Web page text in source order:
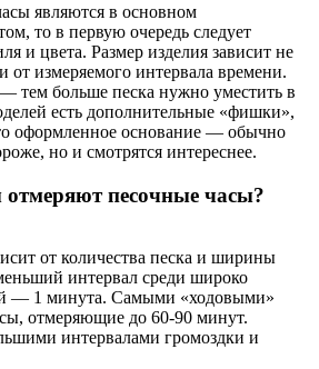
являются в основном
то в первую очередь следует
и цвета. Размер изделия зависит не
от измеряемого интервала времени.
тем больше песка нужно уместить в
есть дополнительные «фишки»,
оформленное основание — обычно
но и смотрятся интереснее.
песочные часы?
от количества песка и ширины
интервал среди широко
— 1 минута. Самыми «ходовыми»
отмеряющие до 60-90 минут.
интервалами громоздки и